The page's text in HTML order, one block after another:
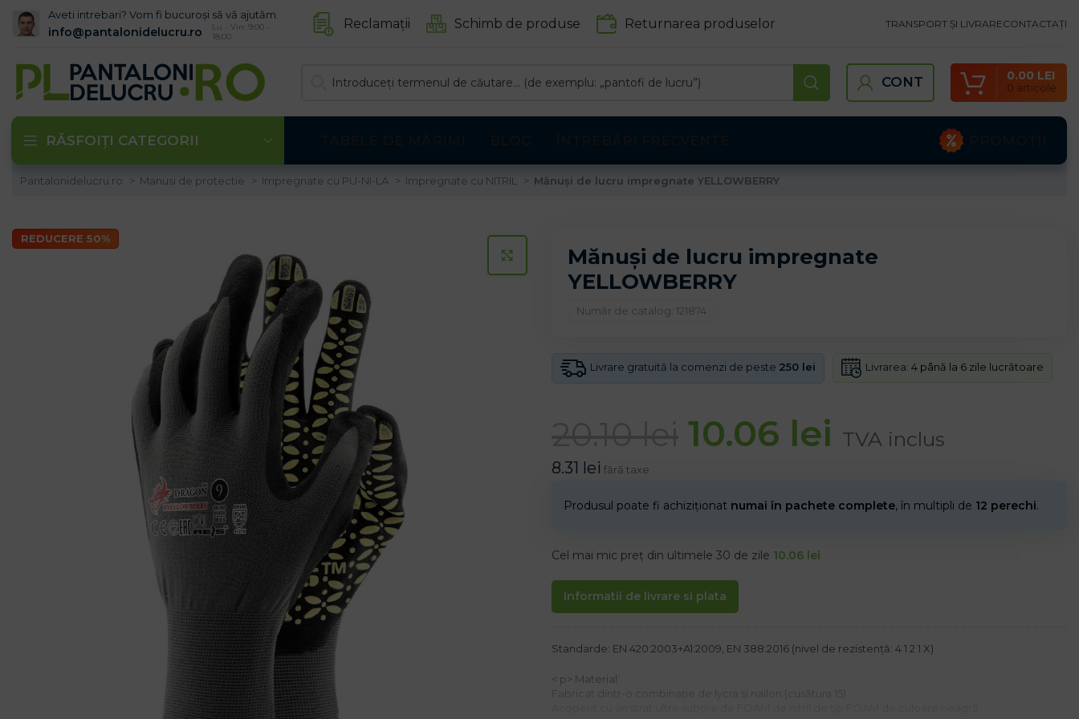
Aveti intrebari? Vom fi bucuroși să vă ajutăm.
info@pantalonidelucru.ro
Lu - Vin: 9:00 -
18:00
Reclamații Schimb de produse Returnarea produselor TRANSPORT ȘI LIVRARECONTACTAȚI
CONT 0 articole
0.00 LEI
RĂSFOIȚI CATEGORII
Pantalonidelucru.ro Manusi de protectie Impregnate cu PU-NI-LA Impregnate cu NITRIL Mănuși de lucru impregnate YELLOWBERRY
REDUCERE 50%
CLICK PENTRU A MARI
Mănuși de lucru impregnate
YELLOWBERRY
Număr de catalog: 121874
Livrare gratuită la comenzi de peste 250 lei Livrarea: 4 până la 6 zile lucrătoare
10.06 lei TVA inclus
8.31 lei fără taxe
Produsul poate fi achiziționat numai în pachete complete, în multipli de 12 perechi.
Cel mai mic preț din ultimele 30 de zile 10.06 lei
Informatii de livrare si plata
Standarde: EN 420:2003+A1:2009, EN 388:2016 (nivel de rezistență: 4 1 2 1 X)
< p> Material:
Fabricat dintr-o combinație de lycra și nailon (cusătura 15)